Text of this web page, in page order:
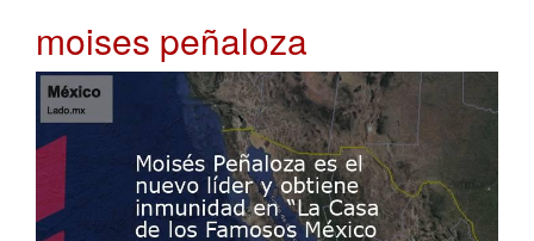
moises peñaloza